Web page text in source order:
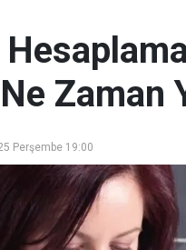
Zaman
Perşembe 19:00